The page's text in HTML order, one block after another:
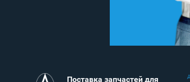
Поставка запчастей для